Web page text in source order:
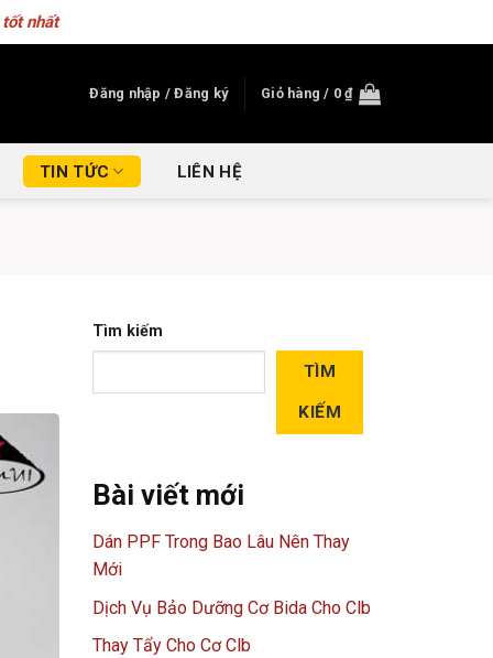
nhất
Đăng nhập / Đăng ký Giỏ hàng / 0₫
TIN TỨC LIÊN HỆ
Tìm kiếm
TÌM
KIẾM
Bài viết mới
Dán PPF Trong Bao Lâu Nên Thay
Mới
Dịch Vụ Bảo Dưỡng Cơ Bida Cho Clb
Thay Tẩy Cho Cơ Clb